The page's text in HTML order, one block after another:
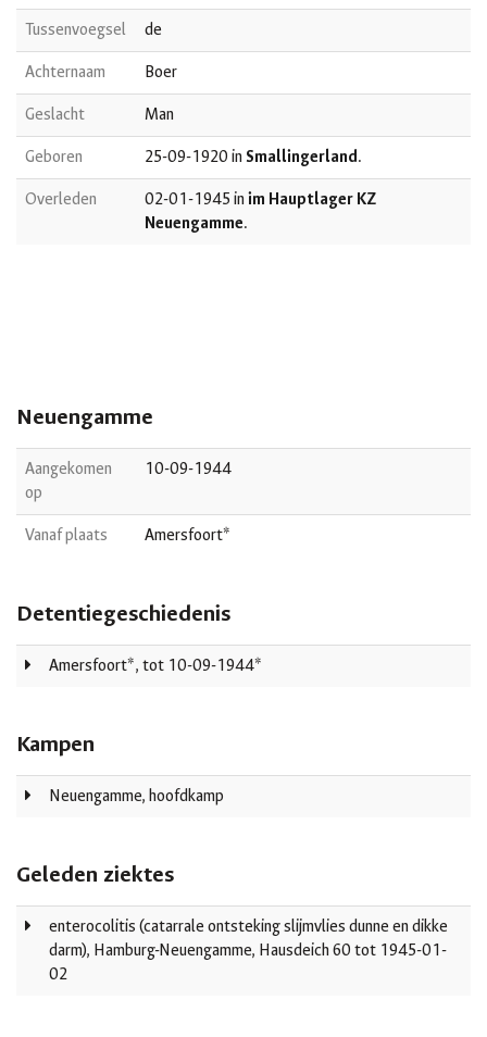
Tussenvoegsel de
Achternaam Boer
Geslacht Man
Geboren 25-09-1920 in Smallingerland.
Overleden 02-01-1945 in im Hauptlager KZ
Neuengamme.
Neuengamme
Aangekomen
op
10-09-1944
Vanaf plaats Amersfoort*
Detentiegeschiedenis
Amersfoort*, tot 10-09-1944*
Kampen
Neuengamme, hoofdkamp
Geleden ziektes
enterocolitis (catarrale ontsteking slijmvlies dunne en dikke
darm), Hamburg-Neuengamme, Hausdeich 60 tot 1945-01-
02